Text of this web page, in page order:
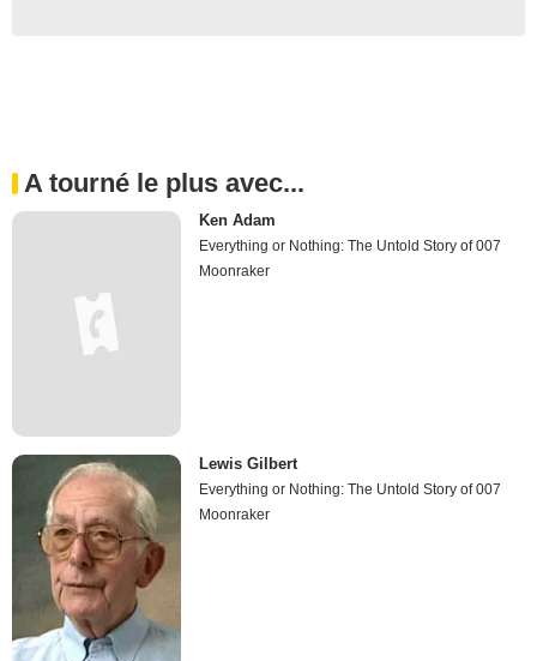
A tourné le plus avec...
Ken Adam
Everything or Nothing: The Untold Story of 007
Moonraker
Lewis Gilbert
Everything or Nothing: The Untold Story of 007
Moonraker